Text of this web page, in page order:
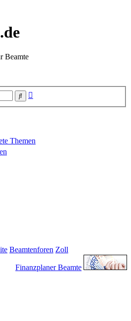
Beamte
Suche
Themen
Beamtenforen Zoll
Finanzplaner Beamte